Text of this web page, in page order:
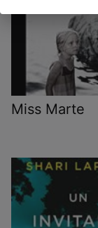
Miss Marte